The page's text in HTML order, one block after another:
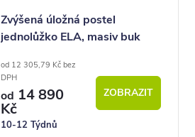
Zvýšená úložná postel
jednolůžko ELA, masiv buk
od 12 305,79 Kč bez
DPH
od 14 890
Kč
10-12 Týdnů
ZOBRAZIT